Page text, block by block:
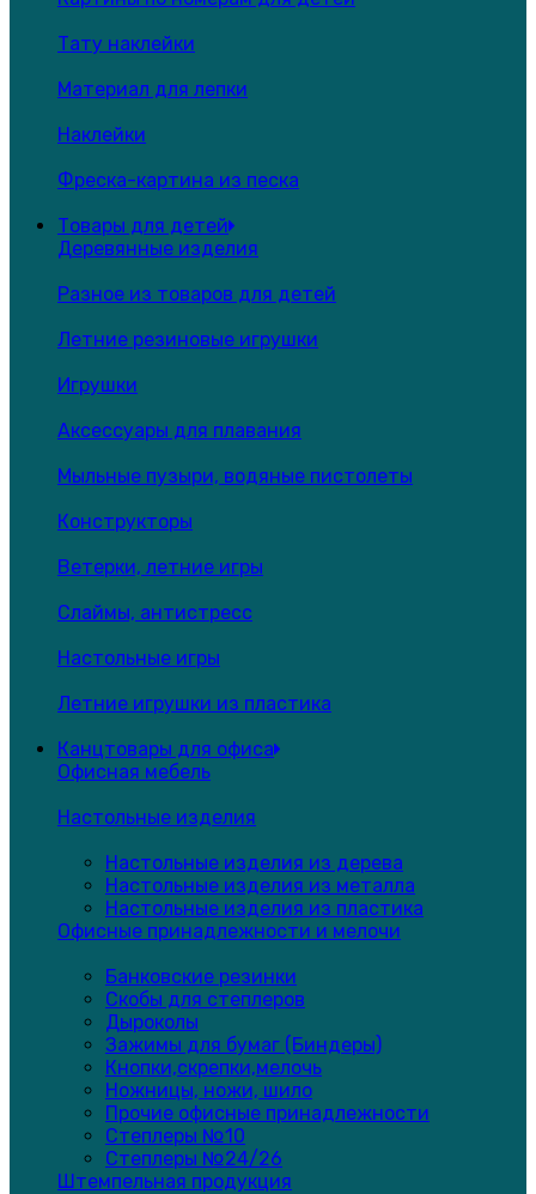
Тату наклейки
Материал для лепки
Наклейки
Фреска-картина из песка
Товары для детей
Деревянные изделия
Разное из товаров для детей
Летние резиновые игрушки
Игрушки
Аксессуары для плавания
Мыльные пузыри, водяные пистолеты
Конструкторы
Ветерки, летние игры
Слаймы, антистресс
Настольные игры
Летние игрушки из пластика
Канцтовары для офиса
Офисная мебель
Настольные изделия
Настольные изделия из дерева
Настольные изделия из металла
Настольные изделия из пластика
Офисные принадлежности и мелочи
Банковские резинки
Скобы для степлеров
Дыроколы
Зажимы для бумаг (Биндеры)
Кнопки,скрепки,мелочь
Ножницы, ножи, шило
Прочие офисные принадлежности
Степлеры №10
Степлеры №24/26
Штемпельная продукция